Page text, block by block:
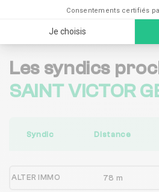
Consentements certifiés
Je choisis
Les syndics
SAINT VICTOR
Syndic Distance
ALTER IMMO 78 m